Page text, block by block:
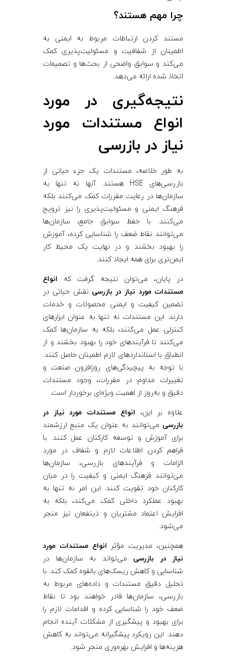
چرا مهم هستند؟
مستند کردن ارتباطات مربوط به ایمنی به
اطمینان از شفافیت و مسئولیت‌پذیری کمک
می‌کند و سوابق واضحی از بحث‌ها و تصمیمات
اتخاذ شده ارائه می‌دهد.
نتیجه‌گیری در مورد
انواع مستندات مورد
نیاز در بازرسی
به طور خلاصه، مستندات یک جزء حیاتی از
بازرسی‌های HSE هستند. آنها نه تنها به
سازمان‌ها در رعایت مقررات کمک می‌کنند بلکه
فرهنگ ایمنی و مسئولیت‌پذیری را نیز ترویج
می‌کنند. با حفظ سوابق جامع، سازمان‌ها
می‌توانند نقاط ضعف را شناسایی کرده، آموزش
را بهبود بخشند و در نهایت یک محیط کار
ایمن‌تری برای همه ایجاد کنند.
در پایان، می‌توان نتیجه گرفت که انواع
مستندات مورد نیاز در بازرسی نقش حیاتی در
تضمین کیفیت و ایمنی محصولات و خدمات
دارند. این مستندات نه تنها به عنوان ابزارهای
کنترلی عمل می‌کنند، بلکه به سازمان‌ها کمک
می‌کنند تا فرآیندهای خود را بهبود بخشند و از
انطباق با استانداردهای لازم اطمینان حاصل کنند.
با توجه به پیچیدگی‌های روزافزون صنعت و
تغییرات مداوم در مقررات، وجود مستندات
دقیق و به‌روز از اهمیت ویژه‌ای برخوردار است.
علاوه بر این، انواع مستندات مورد نیاز در
بازرسی می‌توانند به عنوان یک منبع ارزشمند
برای آموزش و توسعه کارکنان عمل کنند. با
فراهم کردن اطلاعات لازم و شفاف در مورد
الزامات و فرآیندهای بازرسی، سازمان‌ها
می‌توانند فرهنگ ایمنی و کیفیت را در میان
کارکنان خود تقویت کنند. این امر نه تنها به
بهبود عملکرد داخلی کمک می‌کند، بلکه به
افزایش اعتماد مشتریان و ذینفعان نیز منجر
می‌شود.
همچنین، مدیریت مؤثر انواع مستندات مورد
نیاز در بازرسی می‌تواند به سازمان‌ها در
شناسایی و کاهش ریسک‌های بالقوه کمک کند. با
تحلیل دقیق مستندات و داده‌های مربوط به
بازرسی، سازمان‌ها قادر خواهند بود تا نقاط
ضعف خود را شناسایی کرده و اقدامات لازم را
برای بهبود و پیشگیری از مشکلات آینده انجام
دهند. این رویکرد پیشگیرانه می‌تواند به کاهش
هزینه‌ها و افزایش بهره‌وری منجر شود.